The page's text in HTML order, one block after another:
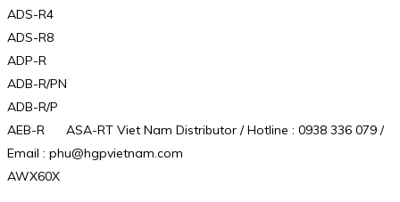
ADS-R4
ADS-R8
ADP-R
ADB-R/PN
ADB-R/P
AEB-R ASA-RT Viet Nam Distributor / Hotline : 0938 336 079 /
Email : phu@hgpvietnam.com
AWX60X